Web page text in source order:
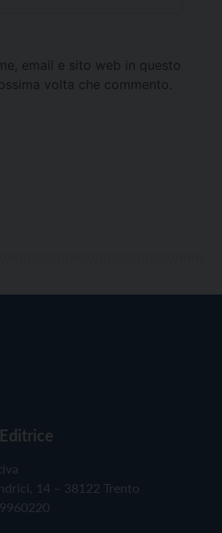
email e sito web in questo
volta che commento.
14 – 38122 Trento